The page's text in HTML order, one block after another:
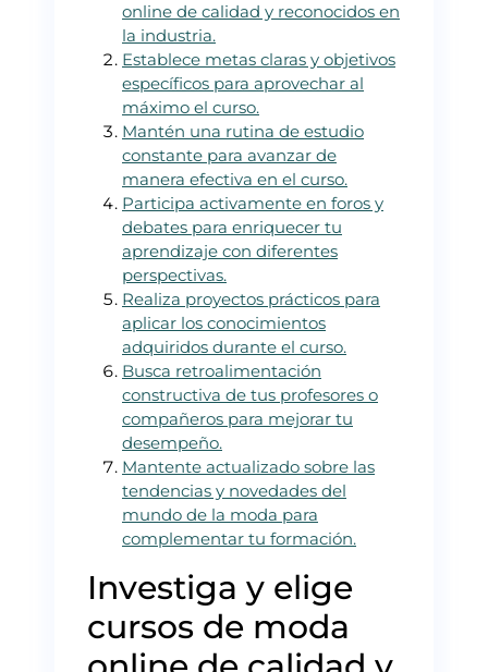
online de calidad y reconocidos en
la industria.
Establece metas claras y objetivos
específicos para aprovechar al
máximo el curso.
Mantén una rutina de estudio
constante para avanzar de
manera efectiva en el curso.
Participa activamente en foros y
debates para enriquecer tu
aprendizaje con diferentes
perspectivas.
Realiza proyectos prácticos para
aplicar los conocimientos
adquiridos durante el curso.
Busca retroalimentación
constructiva de tus profesores o
compañeros para mejorar tu
desempeño.
Mantente actualizado sobre las
tendencias y novedades del
mundo de la moda para
complementar tu formación.
Investiga y elige
cursos de moda